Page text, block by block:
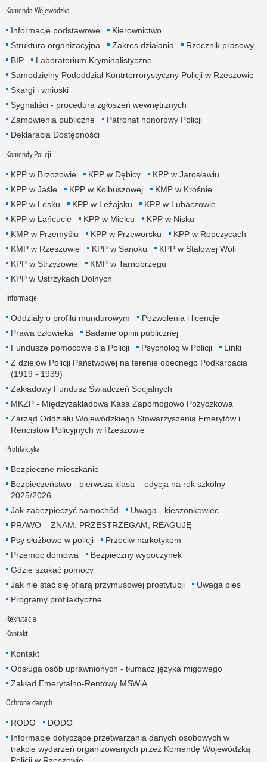
Komenda Wojewódzka
Informacje podstawowe
Kierownictwo
Struktura organizacyjna
Zakres działania
Rzecznik prasowy
BIP
Laboratorium Kryminalistyczne
Samodzielny Pododdział Kontrterrorystyczny Policji w Rzeszowie
Skargi i wnioski
Sygnaliści - procedura zgłoszeń wewnętrznych
Zamówienia publiczne
Patronat honorowy Policji
Deklaracja Dostępności
Komendy Policji
KPP w Brzozowie KPP w Dębicy
KPP w Jarosławiu
KPP w Jaśle
KPP w Kolbuszowej
KMP w Krośnie
KPP w Lesku
KPP w Leżajsku
KPP w Lubaczowie
KPP w Łańcucie
KPP w Mielcu
KPP w Nisku
KMP w Przemyślu
KPP w Przeworsku
KPP w Ropczycach
KMP w Rzeszowie
KPP w Sanoku
KPP w Stalowej Woli
KPP w Strzyżowie
KMP w Tarnobrzegu
KPP w Ustrzykach Dolnych
Informacje
Oddziały o profilu mundurowym
Pozwolenia i licencje
Prawa człowieka
Badanie opinii publicznej
Fundusze pomocowe dla Policji
Psycholog w Policji
Linki
Z dziejów Policji Państwowej na terenie obecnego Podkarpacia
(1919 - 1939)
Zakładowy Fundusz Świadczeń Socjalnych
MKZP - Międzyzakładowa Kasa Zapomogowo Pożyczkowa
Zarząd Oddziału Wojewódzkiego Stowarzyszenia Emerytów i
Rencistów Policyjnych w Rzeszowie
Profilaktyka
Bezpieczne mieszkanie
Bezpieczeństwo - pierwsza klasa – edycja na rok szkolny
2025/2026
Jak zabezpieczyć samochód
Uwaga - kieszonkowiec
PRAWO – ZNAM, PRZESTRZEGAM, REAGUJĘ
Psy służbowe w policji
Przeciw narkotykom
Przemoc domowa
Bezpieczny wypoczynek
Gdzie szukać pomocy
Jak nie stać się ofiarą przymusowej prostytucji
Uwaga pies
Programy profilaktyczne
Rekrutacja
Kontakt
Kontakt
Obsługa osób uprawnionych - tłumacz języka migowego
Zakład Emerytalno-Rentowy MSWiA
Ochrona danych
RODO
DODO
Informacje dotyczące przetwarzania danych osobowych w
trakcie wydarzeń organizowanych przez Komendę Wojewódzką